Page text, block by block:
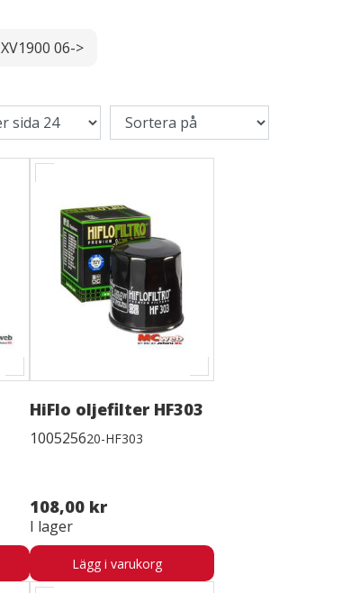
XV1900 06->
HiFlo oljefilter HF303
100525620-HF303
108,00 kr
I lager
Lägg i varukorg